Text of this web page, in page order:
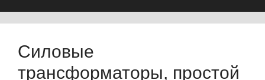
Силовые
трансформаторы, простой